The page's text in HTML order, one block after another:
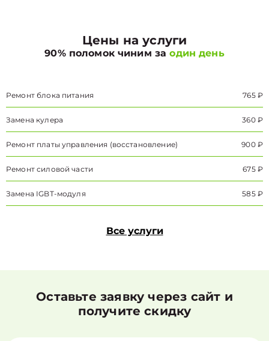
Цены на услуги
90% поломок чиним заодин день
Ремонт блока питания 765 ₽
Замена кулера 360 ₽
Ремонт платы управления (восстановление) 900 ₽
Ремонт силовой части 675 ₽
Замена IGBT-модуля 585 ₽
Все услуги
Оставьте заявку через сайт и
получите скидку